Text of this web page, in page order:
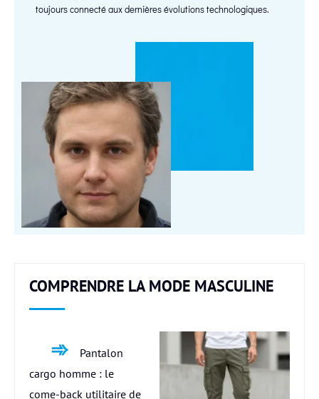
toujours connecté aux dernières évolutions technologiques.
COMPRENDRE LA MODE MASCULINE
Pantalon
cargo homme : le
come-back utilitaire de